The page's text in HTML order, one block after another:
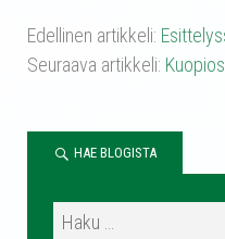
Edellinen artikkeli:
Seuraava artikkeli:
HAE BLOGISTA